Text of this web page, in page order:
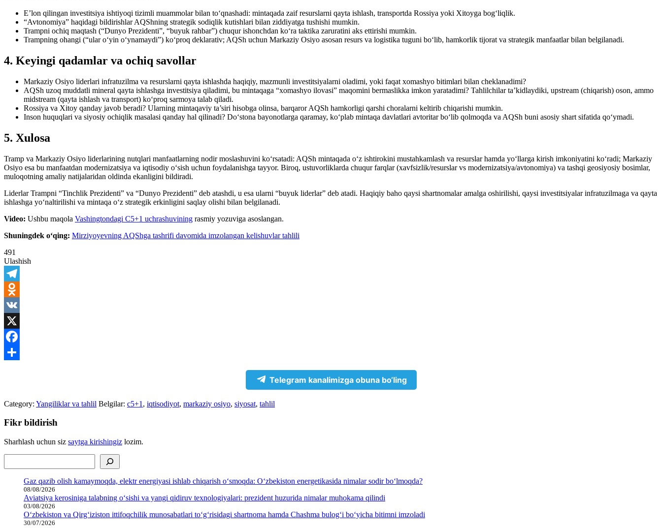
E’lon qilingan investitsiya ishtiyoqi tizimli muammolar bilan to‘qnashadi: mintaqada zaif resurslarni qayta ishlash, transportda Rossiya yoki Xitoyga bog‘liqlik.
“Avtonomiya” haqidagi bildirishlar AQShning strategik sodiqlik kutishlari bilan ziddiyatga tushishi mumkin.
Trampni ochiq maqtash (“Dunyo Prezidenti”, “buyuk rahbar”) chuqur ishonchdan ko‘ra taktika zaruratini aks ettirishi mumkin.
Trampning ohangi (“ular o‘yin o‘ynamaydi”) ko‘proq deklarativ; AQSh uchun Markaziy Osiyo asosan resurs va logistika tuguni bo‘lib, hamkorlik tijorat va strategik manfaatlar bilan belgilanadi.
4. Keyingi qadamlar va ochiq savollar
Markaziy Osiyo liderlari infratuzilma va resurslarni qayta ishlashda haqiqiy, mazmunli investitsiyalarni oladimi, yoki faqat xomashyo bitimlari bilan cheklanadimi?
AQSh uzoq muddatli mineral qayta ishlashga investitsiya qiladimi, bu mintaqaga “xomashyo ilovasi” maqomini bermaslikka imkon yaratadimi? Tahlilchilar ta’kidlaydiki, upstream (chiqarish) oson, ammo
midstream (qayta ishlash va transport) ko‘proq sarmoya talab qiladi.
Rossiya va Xitoy qanday javob beradi? Ularning mintaqaviy ta’siri hisobga olinsa, barqaror AQSh hamkorligi qarshi choralarni keltirib chiqarishi mumkin.
Inson huquqlari va siyosiy ochiqlik masalasi qanday hal qilinadi? Do‘stona bayonotlarga qaramay, ko‘plab mintaqa davlatlari avtoritar bo‘lib qolmoqda va AQSh buni asosiy shart sifatida qo‘ymadi.
5. Xulosa
Tramp va Markaziy Osiyo liderlarining nutqlari manfaatlarning nodir moslashuvini ko‘rsatadi: AQSh mintaqada o‘z ishtirokini mustahkamlash va resurslar hamda yo‘llarga kirish imkoniyatini ko‘radi; Markaziy
Osiyo esa bu manfaatdan modernizatsiya va iqtisodiy o‘sish uchun foydalanishga tayyor. Biroq, ustuvorliklarda chuqur farqlar (xavfsizlik/resurslar vs modernizatsiya/avtonomiya) va tashqi geosiyosiy bosimlar,
muloqotning amaliy natijalaridan oldinda ekanligini bildiradi.
Liderlar Trampni “Tinchlik Prezidenti” va “Dunyo Prezidenti” deb atashdi, u esa ularni “buyuk liderlar” deb atadi. Haqiqiy baho qaysi shartnomalar amalga oshirilishi, qaysi investitsiyalar infratuzilmaga va qayta
ishlashga yo‘naltirilishi va mintaqa o‘z strategik erkinligini saqlay olishi bilan belgilanadi.
Video: Ushbu maqola Vashingtondagi C5+1 uchrashuvining rasmiy yozuviga asoslangan.
Shuningdek o‘qing: Mirziyoyevning AQShga tashrifi davomida imzolangan kelishuvlar tahlili
491
Ulashish
Telegram
Odnoklassniki
VK
X
Facebook
Telegram kanalimizga obuna bo‘ling
Category: Yangiliklar va tahlil Belgilar: c5+1 , iqtisodiyot, markaziy osiyo, siyosat, tahlil
Fikr bildirish
Sharhlash uchun siz saytga kirishingiz lozim.
Gaz qazib olish kamaymoqda, elektr energiyasi ishlab chiqarish o‘smoqda: O‘zbekiston energetikasida nimalar sodir bo‘lmoqda?
08/08/2026
Aviatsiya kerosiniga talabning o‘sishi va yangi qidiruv texnologiyalari: prezident huzurida nimalar muhokama qilindi
03/08/2026
O‘zbekiston va Qirg‘iziston ittifoqchilik munosabatlari to‘g‘risidagi shartnoma hamda Chashma bulog‘i bo‘yicha bitimni imzoladi
30/07/2026